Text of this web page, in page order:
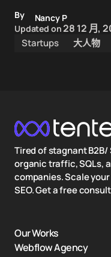
By
Nancy P
Updated on28 12 月,
Startups 大人物
Tired of stagnant
organic traffic, SQLs,
companies. Scale
SEO. Get a free
Our Works
Webflow Agency